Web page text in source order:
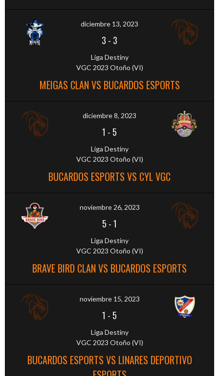
diciembre 13, 2023
3 - 3
Liga Destiny
VGC 2023 Otoño (VI)
MEIGAS CLAN VS BUCARDOS ESPORTS
diciembre 8, 2023
1 - 5
Liga Destiny
VGC 2023 Otoño (VI)
BUCARDOS ESPORTS VS CYL VGC
noviembre 26, 2023
5 -1
Liga Destiny
VGC 2023 Otoño (VI)
BRAVE BIRD CLAN VS BUCARDOS ESPORTS
noviembre 15, 2023
1 - 5
Liga Destiny
VGC 2023 Otoño (VI)
BUCARDOS ESPORTS VS LINARES DEPORTIVO